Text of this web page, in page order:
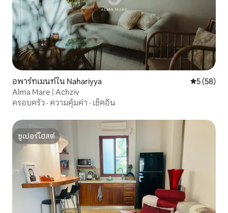
อพาร์ทเมนท์ใน Nahariyya คะแนนเฉลี่
5 (58)
Alma Mare | Achziv
ครอบครัว · ความคุ้มค่า · เช็คอิน
ซูเปอร์โฮสต์
ซูเปอร์โฮสต์